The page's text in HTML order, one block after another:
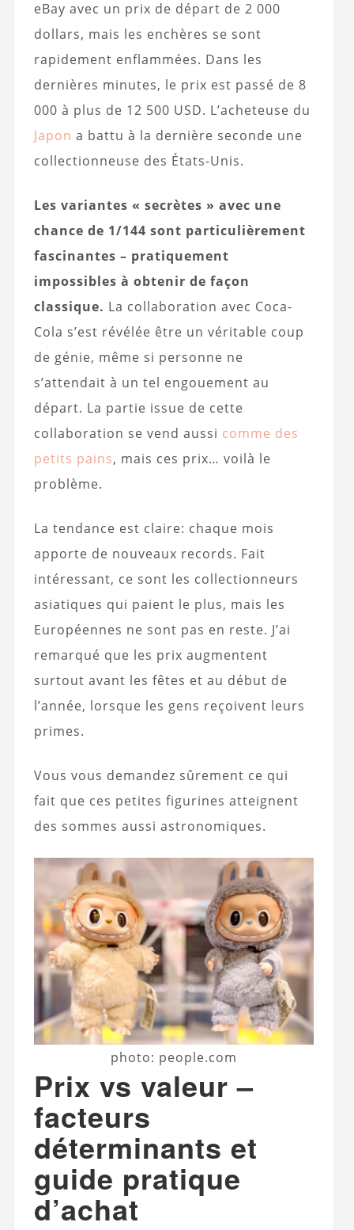
eBay avec un prix de départ de 2 000
dollars, mais les enchères se sont
rapidement enflammées. Dans les
dernières minutes, le prix est passé de 8
000 à plus de 12 500 USD. L’acheteuse du
Japon a battu à la dernière seconde une
collectionneuse des États-Unis.
Les variantes « secrètes » avec une
chance de 1/144 sont particulièrement
fascinantes – pratiquement
impossibles à obtenir de façon
classique. La collaboration avec Coca-
Cola s’est révélée être un véritable coup
de génie, même si personne ne
s’attendait à un tel engouement au
départ. La partie issue de cette
collaboration se vend aussi comme des
petits pains, mais ces prix… voilà le
problème.
La tendance est claire: chaque mois
apporte de nouveaux records. Fait
intéressant, ce sont les collectionneurs
asiatiques qui paient le plus, mais les
Européennes ne sont pas en reste. J’ai
remarqué que les prix augmentent
surtout avant les fêtes et au début de
l’année, lorsque les gens reçoivent leurs
primes.
Vous vous demandez sûrement ce qui
fait que ces petites figurines atteignent
des sommes aussi astronomiques.
photo: people.com
Prix vs valeur –
facteurs
déterminants et
guide pratique
d’achat